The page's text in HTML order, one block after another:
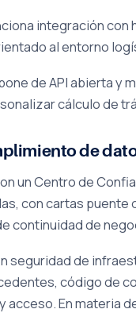
integración
al entorno
de API abierta
cálculo de
de
un Centro de
con cartas
continuidad de
seguridad de
código de
acceso. En materia